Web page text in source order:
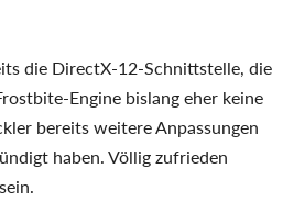
die DirectX-12-Schnittstelle, die
Engine bislang eher keine
bereits weitere Anpassungen
haben. Völlig zufrieden